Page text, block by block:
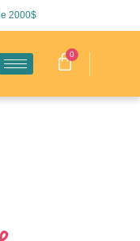
2000$
0